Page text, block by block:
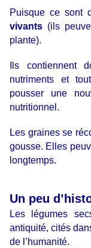
Puisque ce sont
vivants (ils
plante).
Ils contiennent
nutriments et
pousser une
nutritionnel.
Les graines se
gousse. Elles
longtemps.
Un peu
Les légumes
antiquité, cités
de l’humanité.